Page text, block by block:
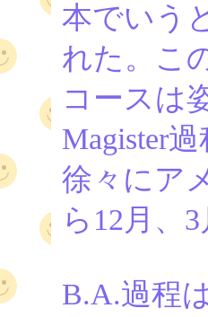
本でいう
れた。こ
コースは
Magister
徐々にア
ら12月、
B.A.過程